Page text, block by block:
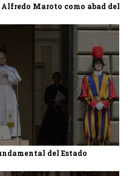
Maroto como abad del
del Estado